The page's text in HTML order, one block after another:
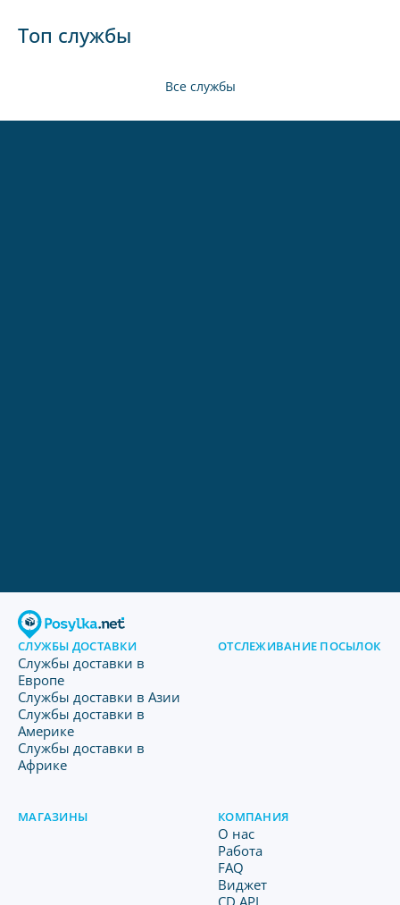
Топ службы
Все службы
СЛУЖБЫ ДОСТАВКИ
Службы доставки в
Европе
Службы доставки в Азии
Службы доставки в
Америке
Службы доставки в
Африке
ОТСЛЕЖИВАНИЕ ПОСЫЛОК
МАГАЗИНЫ КОМПАНИЯ
O нас
Работа
FAQ
Виджет
CD API